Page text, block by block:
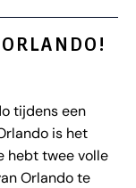
tijdens een
is het
hebt twee volle
Orlando te